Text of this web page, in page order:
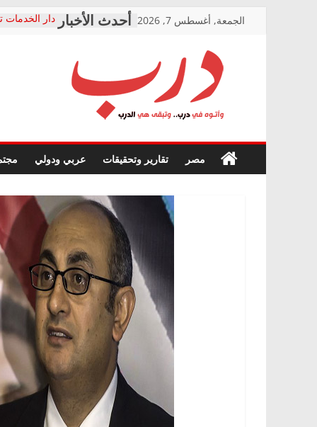
الجمعة, أغسطس 7, 2026
دار الخدمات
معاناة
فرحات
حزب
صور .. اعتماد
الوزاري
إنشاء المبنى
متابعة
قرينة
حق أصيل
درب
في
درب..
مصر تقارير وتحقيقات عربي ودولي